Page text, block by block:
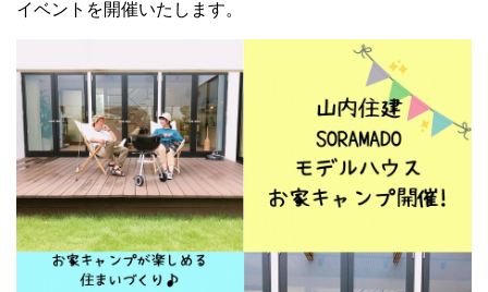
イベントを開催いたします。